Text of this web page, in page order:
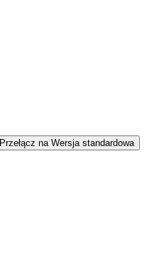
Przełącz na Wersja standardowa